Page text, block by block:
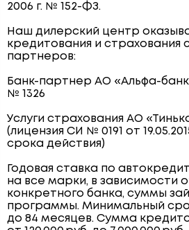
2006 г. № 152-ФЗ.
Наш дилерский центр
кредитования и страхования
партнеров:
Банк-партнер АО «Альфа-
№ 1326
Услуги страхования АО
(лицензия СИ № 0191 от
срока действия)
Годовая ставка по
на все марки, в зависимости
конкретного банка, суммы
программы. Минимальный
до 84 месяцев. Сумма